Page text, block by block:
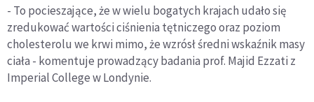
- To pocieszające, że w wielu bogatych krajach udało się
zredukować wartości ciśnienia tętniczego oraz poziom
cholesterolu we krwi mimo, że wzrósł średni wskaźnik masy
ciała - komentuje prowadzący badania prof. Majid Ezzati z
Imperial College w Londynie.